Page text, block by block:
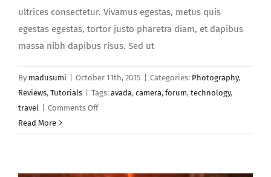
ultrices consectetur. Vivamus egestas, metus quis
egestas egestas, tortor justo pharetra diam, et dapibus
massa nibh dapibus risus. Sed ut
By madusumi October 11th, 2015 Categories: Photography,
Reviews, Tutorials Tags: avada, camera, forum, technology,
travel
Comments Offon
hendrerit
Read More